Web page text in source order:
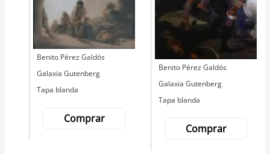
Autor
Benito Pérez Galdós
Editorial
Galaxia Gutenberg
Tapa blanda
Comprar
Autor
Benito Pérez Galdós
Editorial
Galaxia Gutenberg
Tapa blanda
Comprar